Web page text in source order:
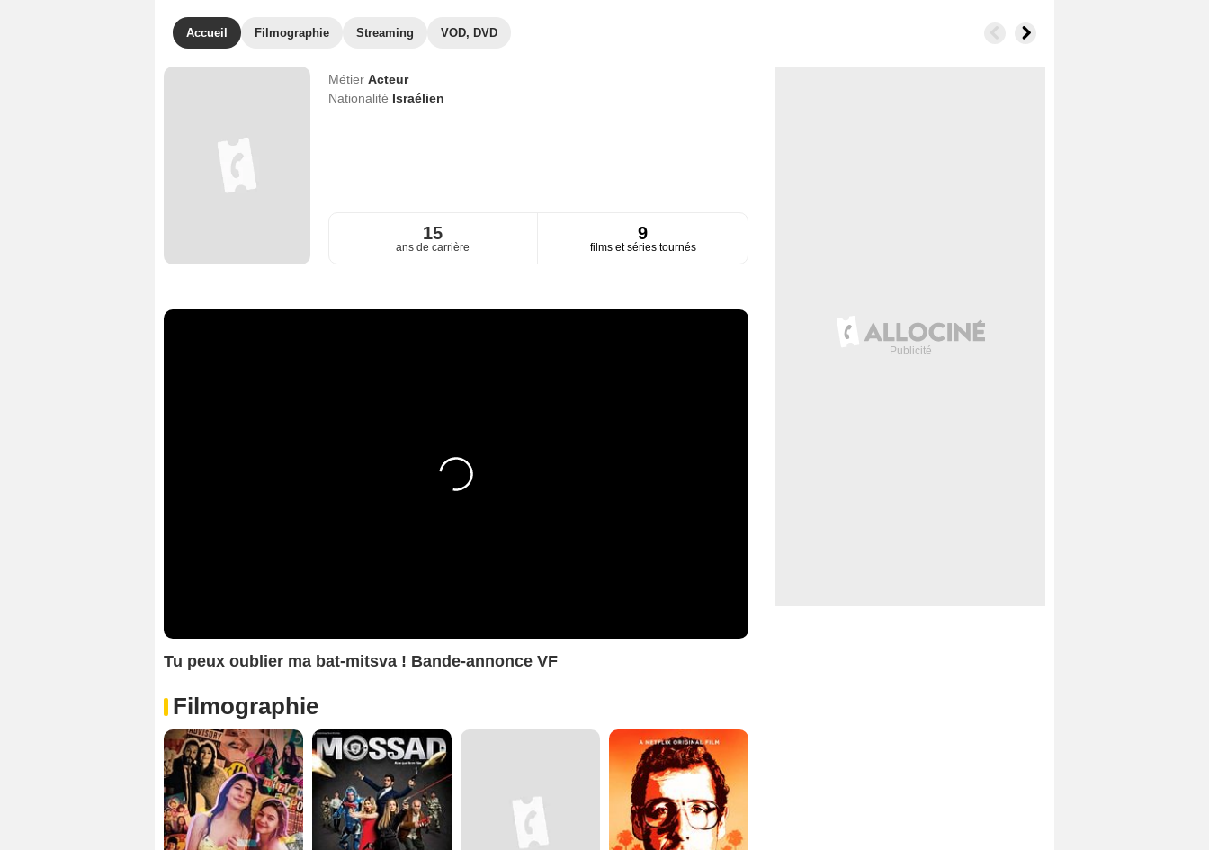
Accueil Filmographie Streaming VOD, DVD
Métier Acteur
Nationalité Israélien
15
ans de carrière
9
films et séries tournés
Tu peux oublier ma bat-mitsva ! Bande-annonce VF
Filmographie